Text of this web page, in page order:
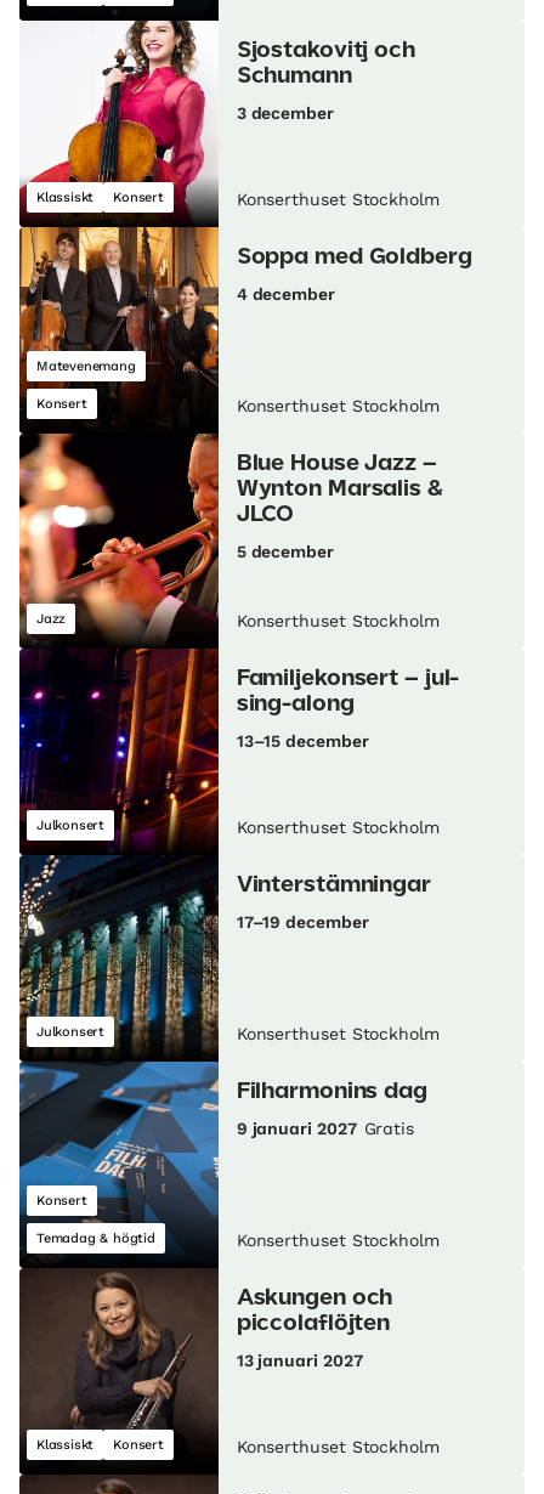
Klassiskt Konsert
Sjostakovitj och
Schumann
3 december
Konserthuset Stockholm
Matevenemang
Konsert
Soppa med Goldberg
4 december
Konserthuset Stockholm
Jazz
Blue House Jazz –
Wynton Marsalis &
JLCO
5 december
Konserthuset Stockholm
Julkonsert
Familjekonsert – jul-
sing-along
13–15 december
Konserthuset Stockholm
Julkonsert
Vinterstämningar
17–19 december
Konserthuset Stockholm
Konsert
Temadag & högtid
Filharmonins dag
9 januari 2027 Gratis
Konserthuset Stockholm
Klassiskt Konsert
Askungen och
piccolaflöjten
13 januari 2027
Konserthuset Stockholm